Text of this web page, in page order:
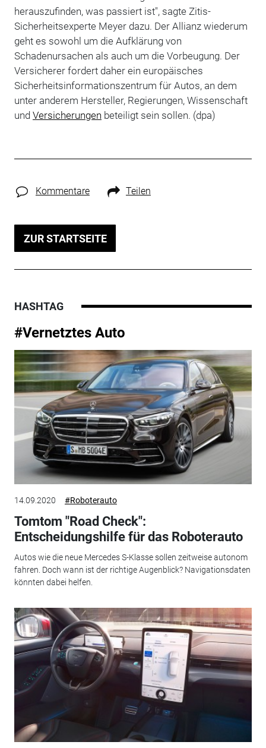
herauszufinden, was passiert ist", sagte Zitis-
Sicherheitsexperte Meyer dazu. Der Allianz wiederum
geht es sowohl um die Aufklärung von
Schadenursachen als auch um die Vorbeugung. Der
Versicherer fordert daher ein europäisches
Sicherheitsinformationszentrum für Autos, an dem
unter anderem Hersteller, Regierungen, Wissenschaft
und Versicherungen beteiligt sein sollen. (dpa)
Kommentare Teilen
ZUR STARTSEITE
HASHTAG
#Vernetztes Auto
14.09.2020 #Roboterauto
Tomtom "Road Check":
Entscheidungshilfe für das Roboterauto
Autos wie die neue Mercedes S-Klasse sollen zeitweise autonom
fahren. Doch wann ist der richtige Augenblick? Navigationsdaten
könnten dabei helfen.